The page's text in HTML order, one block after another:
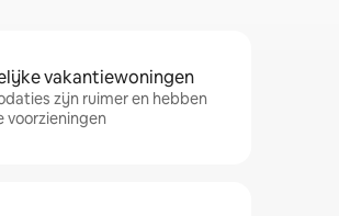
vakantiewoningen
zijn ruimer en hebben
voorzieningen